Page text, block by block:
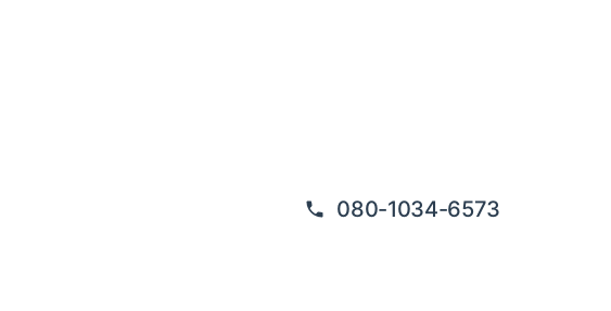
080-1034-6573